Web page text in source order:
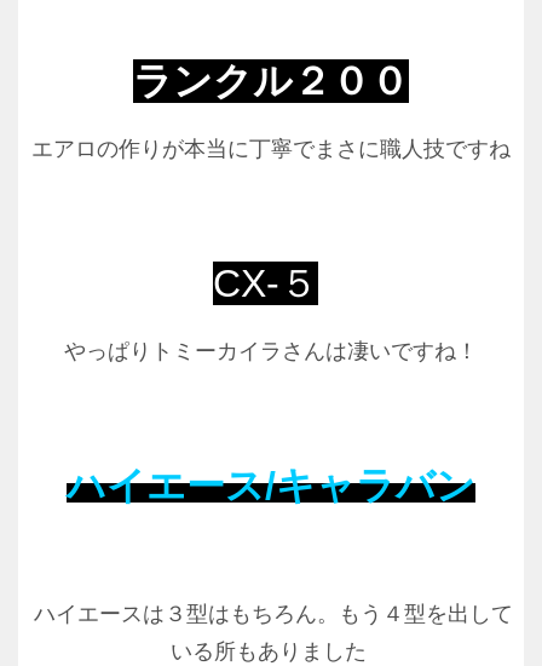
ランクル２００
エアロの作りが本当に丁寧でまさに職人技ですね
CX-５
やっぱりトミーカイラさんは凄いですね！
ハイエース/キャラバン
ハイエースは ３型はもちろん。もう４型を出して
いる所もありました